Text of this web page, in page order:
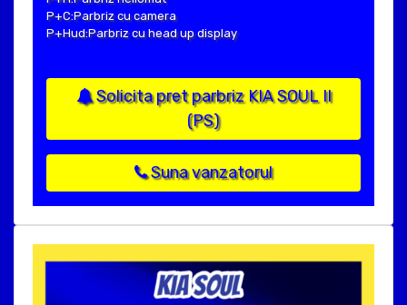
P+C:Parbriz cu camera
P+Hud:Parbriz cu head up display
Solicita pret parbriz KIA SOUL II
(PS)
Suna vanzatorul